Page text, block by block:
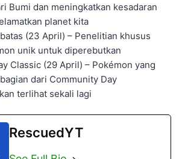
Bumi dan meningkatkan kesadaran
planet kita
(23 April) – Penelitian khusus
unik untuk diperebutkan
Classic (29 April) – Pokémon yang
dari Community Day
terlihat sekali lagi
RescuedYT